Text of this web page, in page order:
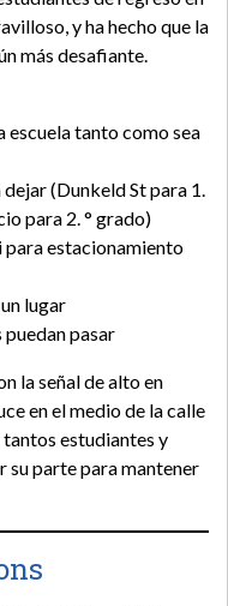
y ha hecho que la
más desafiante.
escuela tanto como sea
(Dunkeld St para 1.
para 2. ° grado)
para estacionamiento
lugar
pasar
la señal de alto en
en el medio de la calle
estudiantes y
su parte para mantener